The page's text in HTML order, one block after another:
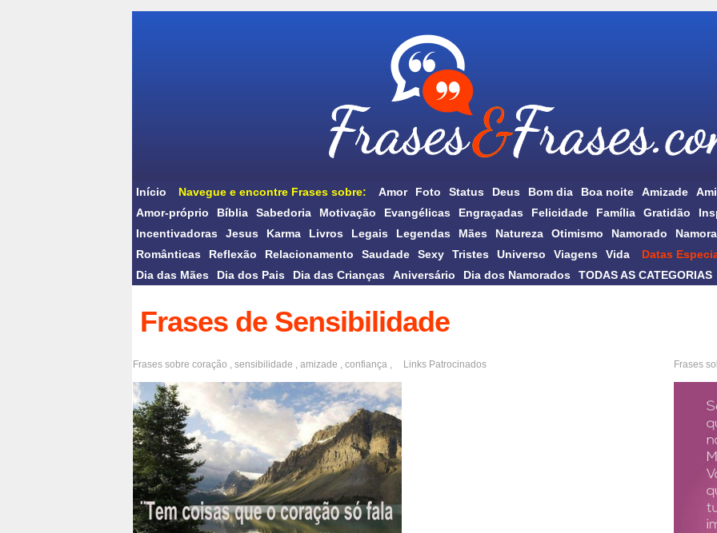
Início Navegue e encontre Frases sobre: Amor Foto Status Deus Bom dia Boa noite Amizade
Amor-próprio
Bíblia Sabedoria Motivação Evangélicas Engraçadas Felicidade Família Gratidão
Incentivadoras
Jesus Karma Livros Legais Legendas Mães Natureza Otimismo Namorado
Românticas
Reflexão Relacionamento Saudade Sexy Tristes Universo Viagens Vida Datas
Dia das Mães
Dia dos Pais Dia das Crianças Aniversário Dia dos Namorados TODAS AS CATEGORIAS
Frases de Sensibilidade
Frases sobre coração , sensibilidade , amizade , confiança,
Links Patrocinados Frases